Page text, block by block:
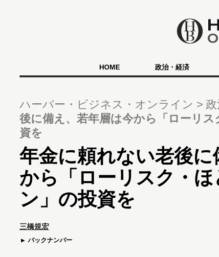
HOME 政治・経済
ハーバー・ビジネス・オンライン
後に備え、若年層は今から「ローリ
資を
年金に頼れない老後
から「ローリスク・
ン」の投資を
三橋規宏
バックナンバー